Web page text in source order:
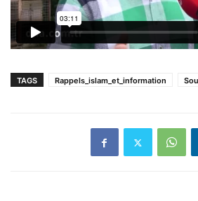
TAGS Rappels_islam_et_information